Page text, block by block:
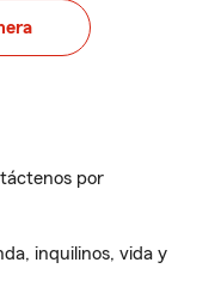
por
inquilinos, vida y